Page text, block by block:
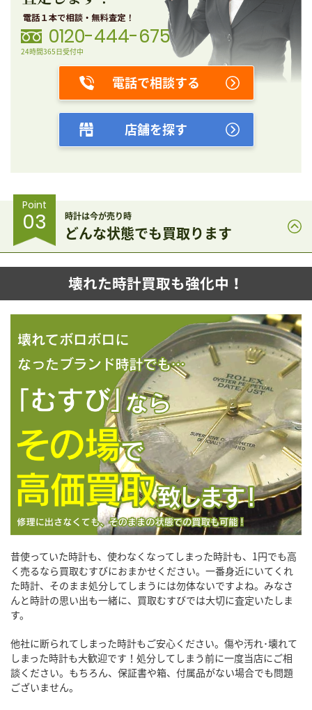
0120-444-675
24時間365日受付中
電話で相談する
店舗を探す
Point
03 時計は今が売り時
どんな状態でも買取ります
壊れた時計買取も強化中！
昔使っていた時計も、使わなくなってしまった時計も、1円でも高
く売るなら買取むすびにおまかせください。一番身近にいてくれ
た時計、そのまま処分してしまうには勿体ないですよね。みなさ
んと時計の思い出も一緒に、買取むすびでは大切に査定いたしま
す。
他社に断られてしまった時計もご安心ください。傷や汚れ･壊れて
しまった時計も大歓迎です！処分してしまう前に一度当店にご相
談ください。もちろん、保証書や箱、付属品がない場合でも問題
ございません。